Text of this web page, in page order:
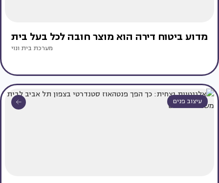
מדוע ביטוח דירה הוא מוצר חובה לכל בעל בית
מערכת בית ונוי
עיצוב פנים